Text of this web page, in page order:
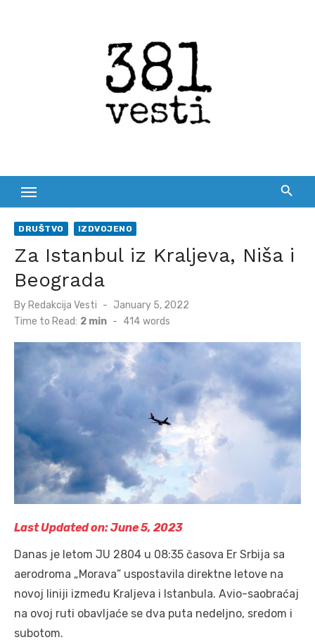
DRUŠTVO IZDVOJENO
Za Istanbul iz Kraljeva, Niša i
Beograda
By Redakcija Vesti
Posted
January 5, 2022
Time to Read: 2 min - 414 words
Last Updated on: June 5, 2023
Danas je letom JU 2804 u 08:35 časova Er Srbija sa
aerodroma „Morava” uspostavila direktne letove na
novoj liniji između Kraljeva i Istanbula. Avio-saobraćaj
na ovoj ruti obavljaće se dva puta nedeljno, sredom i
subotom.